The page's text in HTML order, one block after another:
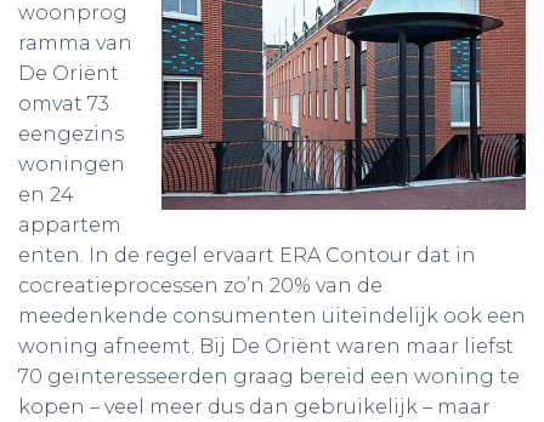
woonprog
ramma van
De Oriënt
omvat 73
eengezins
woningen
en 24
appartem
enten. In de regel ervaart ERA Contour dat in
cocreatieprocessen zo’n 20% van de
meedenkende consumenten uiteindelijk ook een
woning afneemt. Bij De Oriënt waren maar liefst
70 geïnteresseerden graag bereid een woning te
kopen – veel meer dus dan gebruikelijk – maar